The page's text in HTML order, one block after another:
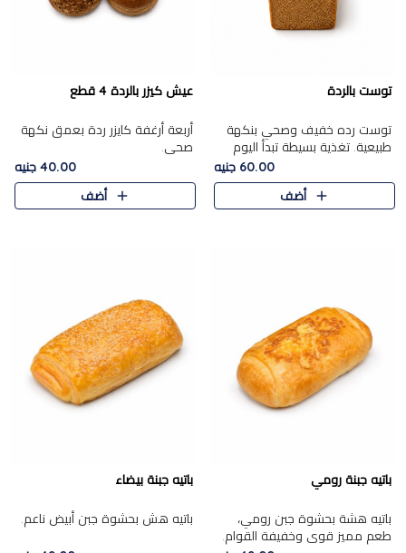
توست بالردة
توست رده خفيف وصحي بنكهة
طبيعية. تغذية بسيطة تبدأ اليوم
60.00 جنيه
أضف
عيش كيزر بالردة 4 قطع
أربعة أرغفة كايزر ردة بعمق نكهة
صحي.
40.00 جنيه
أضف
باتيه جبنة رومي
باتيه هشة بحشوة جبن رومي،
طعم مميز قوي وخفيفة القوام.
باتيه جبنة بيضاء
باتيه هش بحشوة جبن أبيض ناعم.